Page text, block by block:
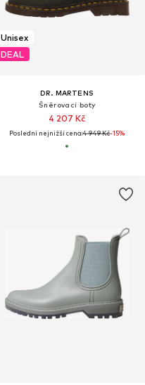
Unisex
DEAL
DR. MARTENS
Šněrovací boty
4 207 Kč
Poslední nejnižší cena:4 949 Kč-15%